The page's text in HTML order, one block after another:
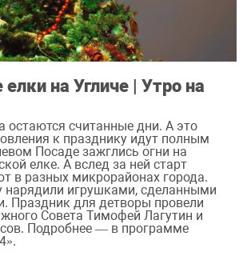
на Угличе | Утро на
остаются считанные дни. А это
к празднику идут полным
Посаде зажглись огни на
елке. А вслед за ней старт
в разных микрорайонах города.
нарядили игрушками, сделанными
Праздник для детворы провели
Совета Тимофей Лагутин и
Подробнее — в программе